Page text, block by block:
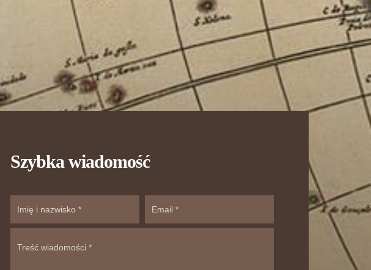
Szybka wiadomość